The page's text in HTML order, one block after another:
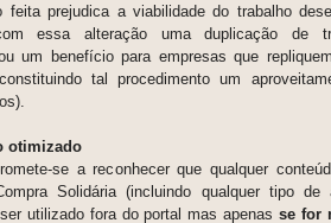
feita prejudica a viabilidade do trabalho
essa alteração uma duplicação de
um benefício para empresas que
tal procedimento um
otimizado
se a reconhecer que qualquer
Solidária (incluindo qualquer tipo
utilizado fora do portal mas apenas se for